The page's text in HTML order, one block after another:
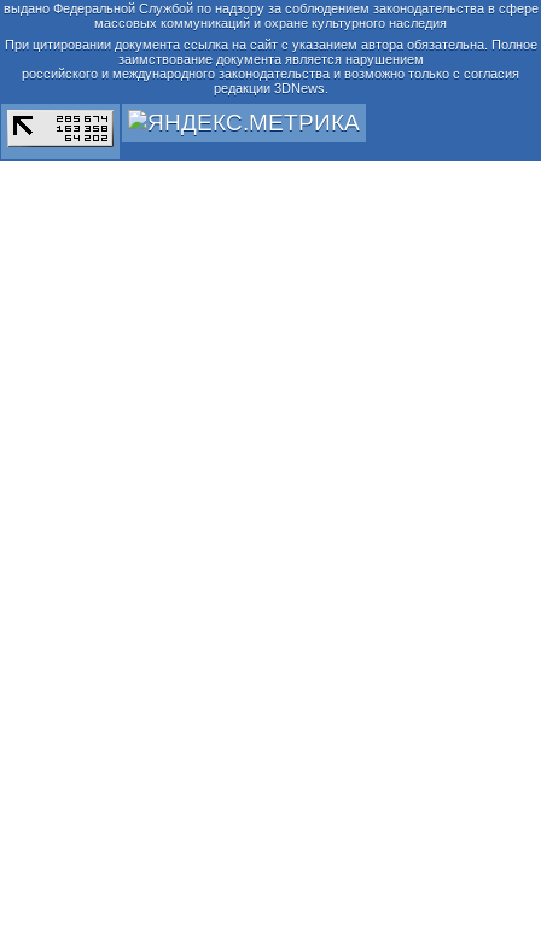
выдано Федеральной Службой по надзору за соблюдением законодательства в сфере
массовых коммуникаций и охране культурного наследия
При цитировании документа ссылка на сайт с указанием автора обязательна. Полное
заимствование документа является нарушением
российского и международного законодательства и возможно только с согласия
редакции 3DNews.